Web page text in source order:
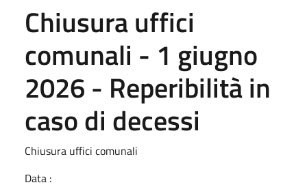
Chiusura uffici
comunali - 1 giugno
2026 - Reperibilità in
caso di decessi
Chiusura uffici comunali
Data :